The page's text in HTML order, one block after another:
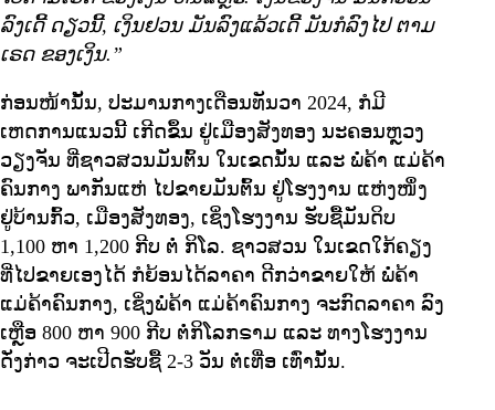
ລົງເດີ້ ດຽວນີ້, ເງິນຢວນ ມັນລົງແລ້ວເດີ້ ມັນກໍລົງໄປ ຕາມ
ເຣດ ຂອງເງິນ.”
ກ່ອນໜ້ານັ້ນ, ປະມານກາງເດືອນທັນວາ 2024, ກໍມີ
ເຫດການແນວນີ້ ເກີດຂຶ້ນ ຢູ່ເມືອງສັງທອງ ນະຄອນຫຼວງ
ວຽງຈັນ ທີ່ຊາວສວນມັນຕົ້ນ ໃນເຂດນັ້ນ ແລະ ພໍ່ຄ້າ ແມ່ຄ້າ
ຄົນກາງ ພາກັນແຫ່ ໄປຂາຍມັນຕົ້ນ ຢູ່ໂຮງງານ ແຫ່ງໜຶ່ງ
ຢູ່ບ້ານກົ້ວ, ເມືອງສັງທອງ, ເຊິ່ງໂຮງງານ ຮັບຊື້ມັນດິບ
1,100 ຫາ 1,200 ກີບ ຕໍ່ ກິໂລ. ຊາວສວນ ໃນເຂດໃກ້ຄຽງ
ທີ່ໄປຂາຍເອງໄດ້ ກໍຍ້ອນໄດ້ລາຄາ ດີກວ່າຂາຍໃຫ້ ພໍ່ຄ້າ
ແມ່ຄ້າຄົນກາງ, ເຊິ່ງພໍ່ຄ້າ ແມ່ຄ້າຄົນກາງ ຈະກົດລາຄາ ລົງ
ເຫຼືອ 800 ຫາ 900 ກີບ ຕໍ່ກິໂລກຣາມ ແລະ ທາງໂຮງງານ
ດັ່ງກ່າວ ຈະເປີດຮັບຊື້ 2-3 ວັນ ຕໍ່ເທື່ອ ເທົ່ານັ້ນ.